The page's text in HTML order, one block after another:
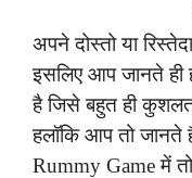
भलीभॉति
अपने दोस्तो या
इसलिए आप जानते ही
है जिसे बहुत ही
हलॉकि आप तो
Rummy Game में